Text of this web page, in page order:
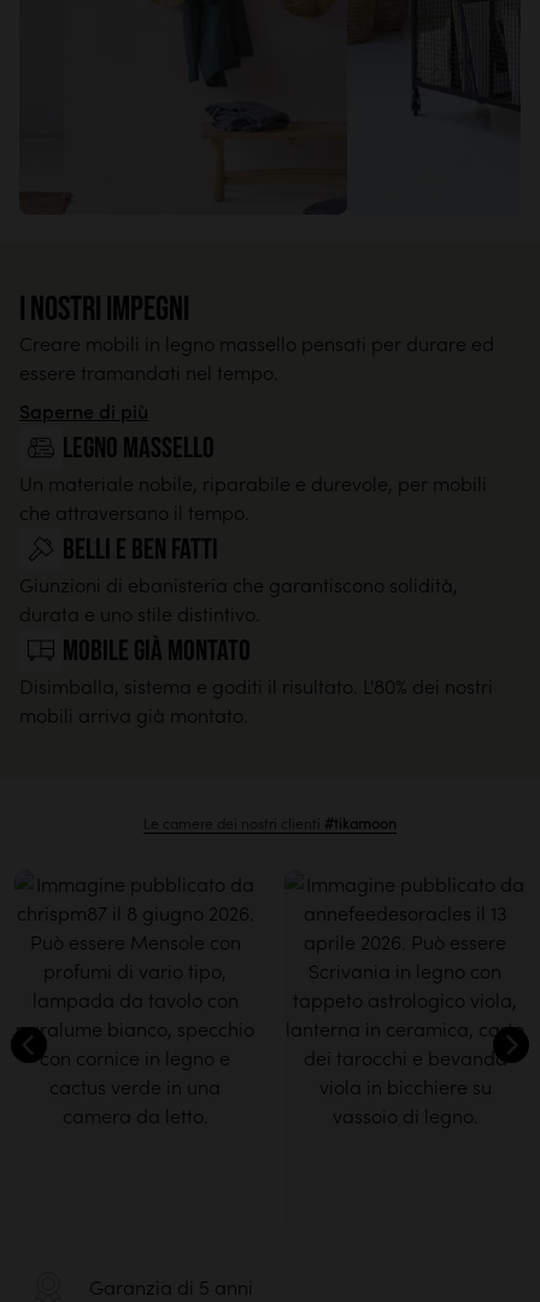
I nostri impegni
Creare mobili in legno massello pensati per durare ed
essere tramandati nel tempo.
Saperne di più
legno massello
Un materiale nobile, riparabile e durevole, per mobili
che attraversano il tempo.
Belli e ben fatti
Giunzioni di ebanisteria che garantiscono solidità,
durata e uno stile distintivo.
Mobile già montato
Disimballa, sistema e goditi il risultato. L'80% dei nostri
mobili arriva già montato.
Le camere dei nostri clienti #tikamoon
Garanzia di 5 anni